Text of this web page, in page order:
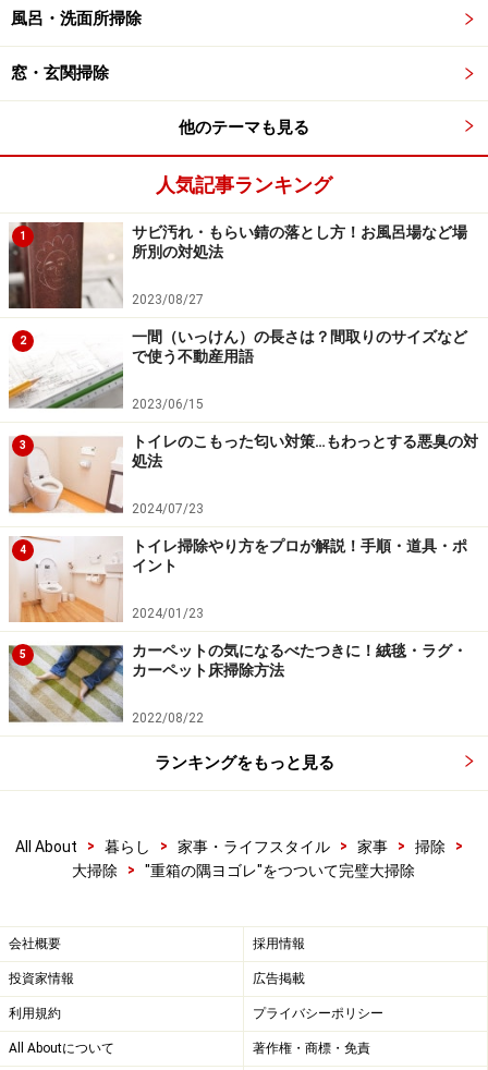
風呂・洗面所掃除
窓・玄関掃除
他のテーマも見る
人気記事ランキング
1
サビ汚れ・もらい錆の落とし方！お風呂場など場
所別の対処法
2023/08/27
2
一間（いっけん）の長さは？間取りのサイズなど
で使う不動産用語
2023/06/15
3
トイレのこもった匂い対策…もわっとする悪臭の対
処法
2024/07/23
4
トイレ掃除やり方をプロが解説！手順・道具・ポ
イント
2024/01/23
5
カーペットの気になるべたつきに！絨毯・ラグ・
カーペット床掃除方法
2022/08/22
ランキングをもっと見る
All About > 暮らし > 家事・ライフスタイル > 家事 > 掃除
>
大掃除
> "重箱の隅ヨゴレ"をつついて完璧大掃除
会社概要 採用情報
投資家情報 広告掲載
利用規約 プライバシーポリシー
All Aboutについて 著作権・商標・免責